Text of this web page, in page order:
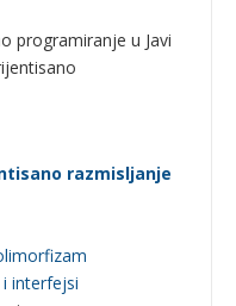
programiranje u Javi
razmisljanje
interfejsi